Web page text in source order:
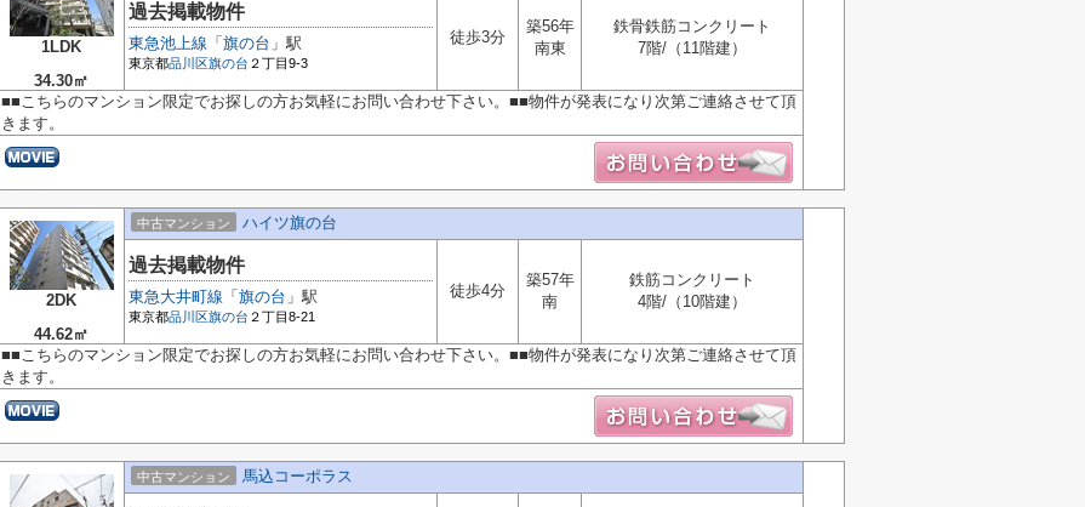
1LDK
34.30㎡
過去掲載物件
東急池上線 「 旗の台 」駅
東京都品川区旗の台 ２丁目9-3
徒歩3分
築56年
南東
鉄骨鉄筋コンクリート
7階/（11階建）
■■こちらのマンション限定でお探しの方お気軽にお問い合わせ下さい。■■物件が発表になり次第ご連絡させて頂
きます。
2DK
44.62㎡
中古マンション ハイツ旗の台
過去掲載物件
東急大井町線 「 旗の台 」駅
東京都品川区旗の台 ２丁目8-21
徒歩4分
築57年
南
鉄筋コンクリート
4階/（10階建）
■■こちらのマンション限定でお探しの方お気軽にお問い合わせ下さい。■■物件が発表になり次第ご連絡させて頂
きます。
中古マンション 馬込コーポラス